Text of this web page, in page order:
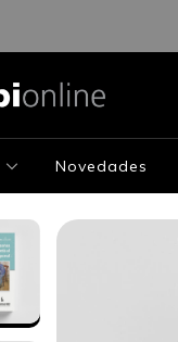
Novedades